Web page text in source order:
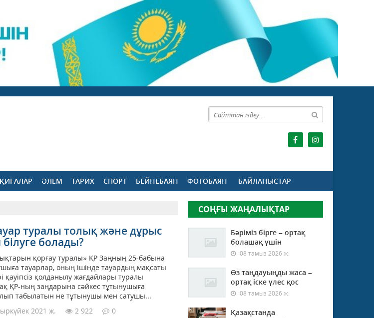
ӘЛЕМ ТАРИХ СПОРТ БЕЙНЕБАЯН ФОТОБАЯН БАЙЛАНЫСТАР
туралы толық және дұрыс
болады?
қорғау туралы» ҚР Заңның 25-бабына
тауарлар, оның ішінде тауардың мақсаты
қауіпсіз қолданылу жағдайлары туралы
ақ ҚР-ның заңдарына сәйкес тұтынушыға
табылатын не тұтынушы мен сатушы...
2021 ж. 2 922
0
СОҢҒЫ ЖАҢАЛЫҚТАР
Бәріміз бірге – ортақ
болашақ үшін
08 тамыз 2026 ж.
Өз таңдауыңды жаса –
ортақ іске үлес қос
08 тамыз 2026 ж.
Қазақстанда